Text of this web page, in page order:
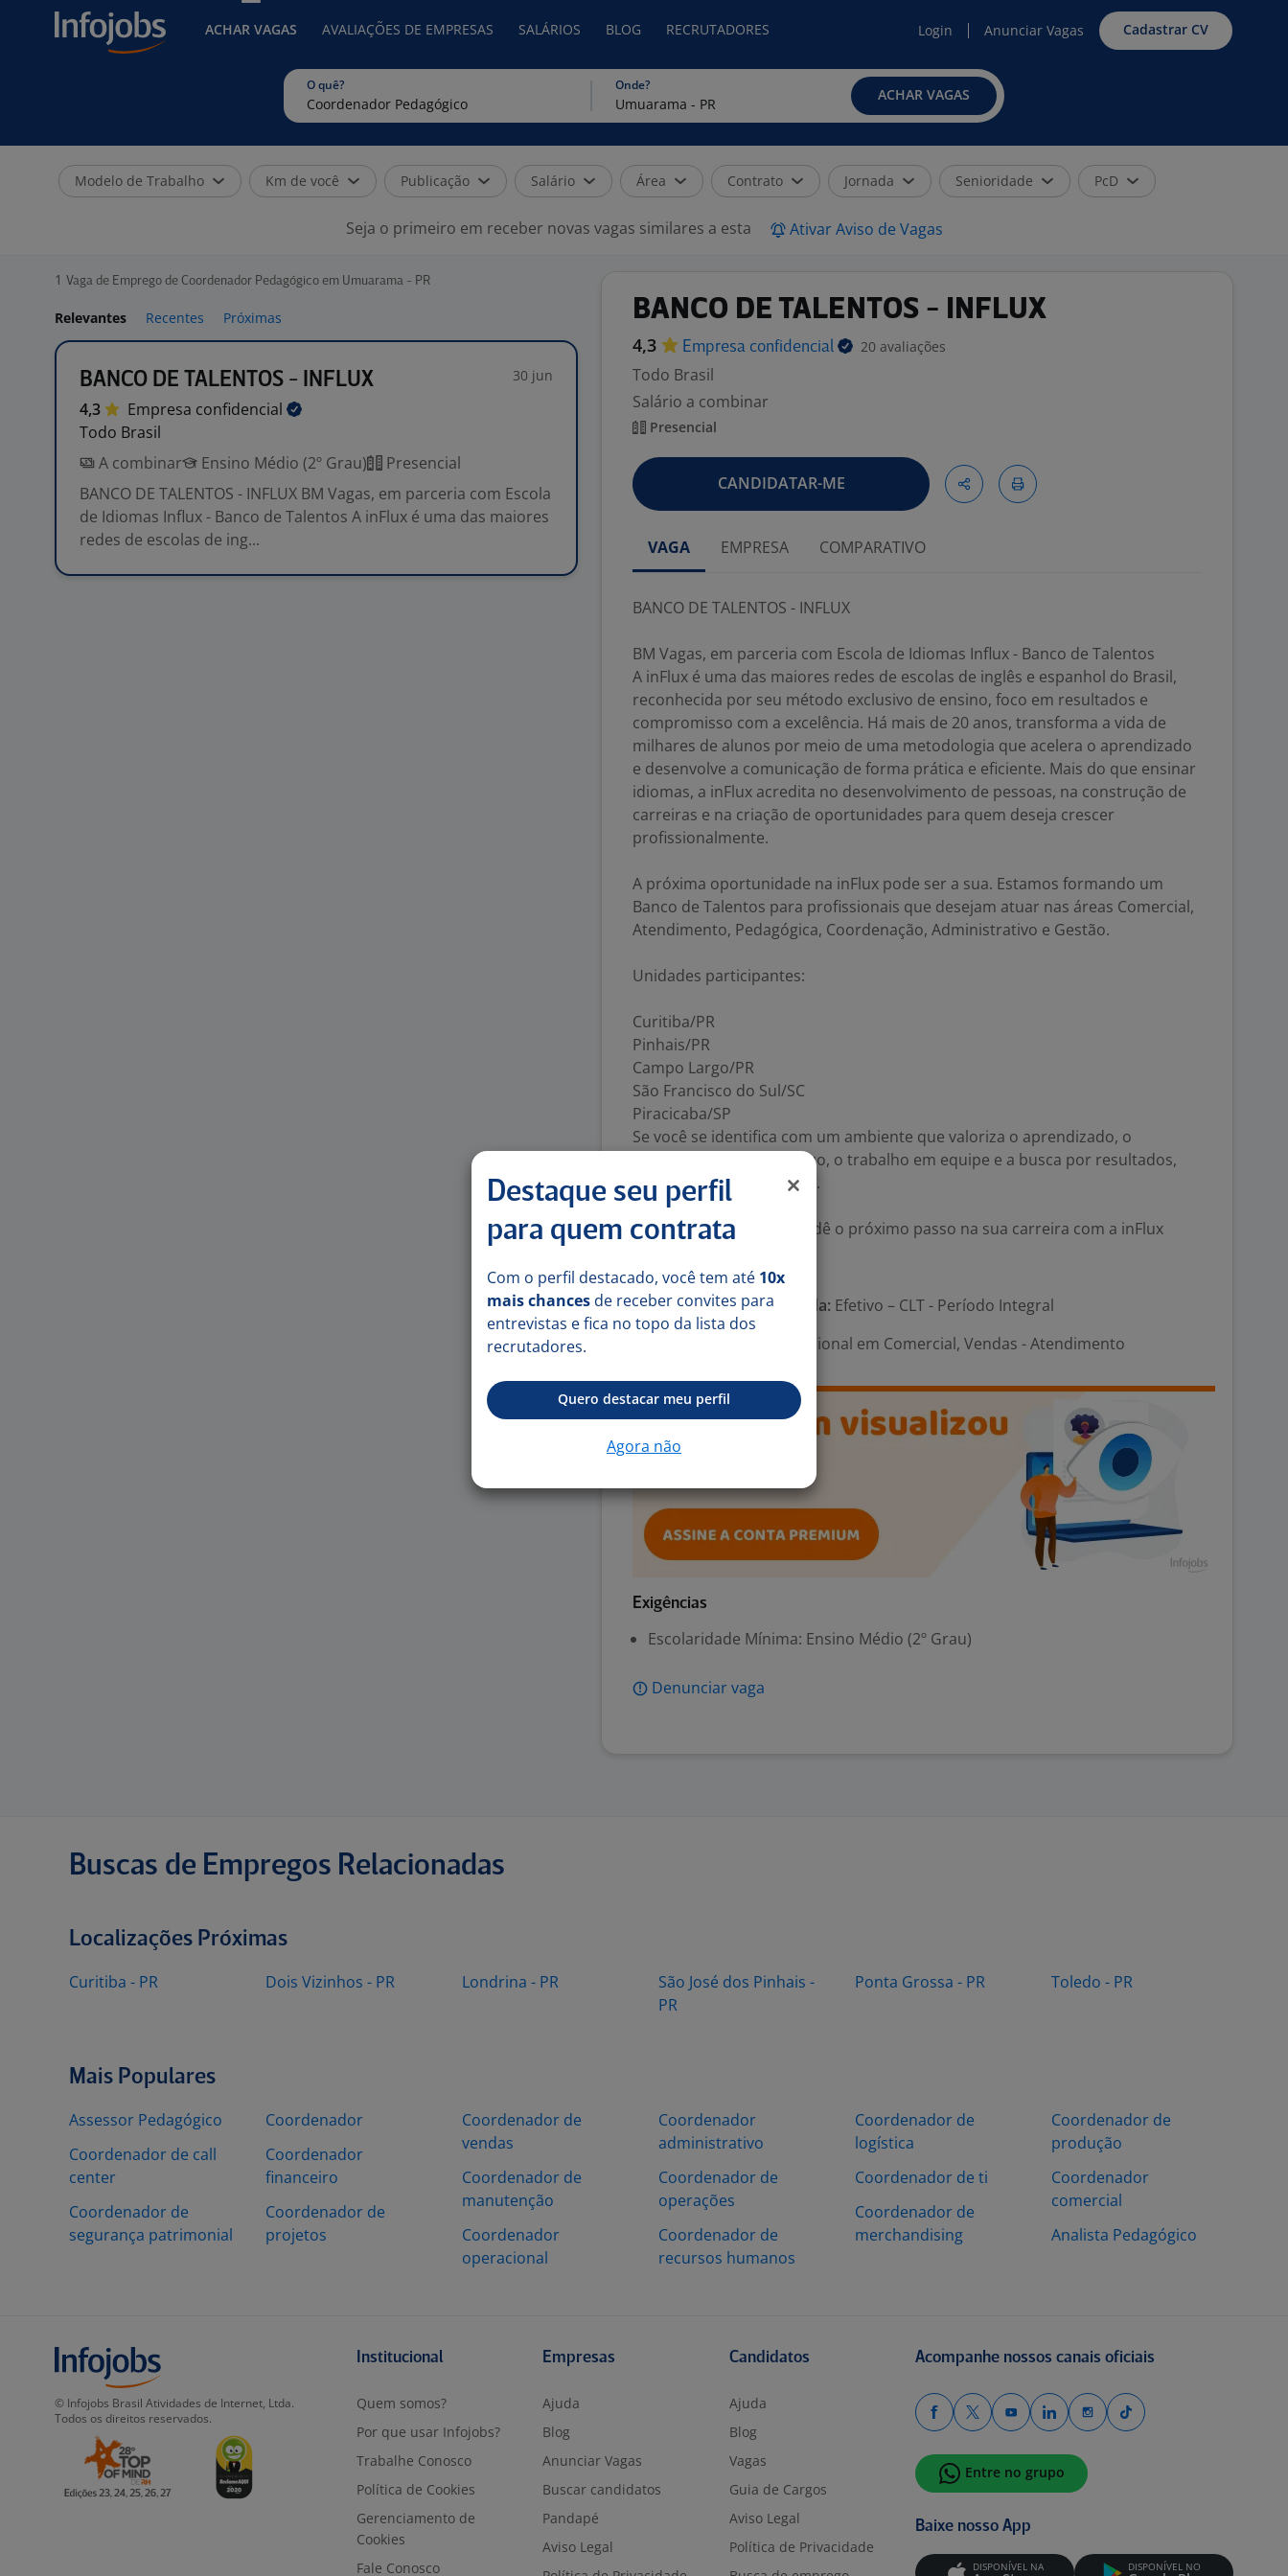
ACHAR VAGAS AVALIAÇÕES DE EMPRESAS SALÁRIOS BLOG RECRUTADORES Login Anunciar Vagas Cadastrar CV
O quê? Onde?
ACHAR VAGAS
Modelo de Trabalho Km de você Publicação Salário Área Contrato Jornada Senioridade PcD
Seja o primeiro em receber novas vagas similares a esta Ativar Aviso de Vagas
1 Vaga de Emprego de Coordenador Pedagógico em Umuarama - PR
Relevantes Recentes Próximas
BANCO DE TALENTOS - INFLUX 30 jun
4,3 Empresa confidencial
Todo Brasil
A combinar
Ensino Médio (2º Grau)
Presencial
BANCO DE TALENTOS - INFLUX BM Vagas, em parceria com Escola
de Idiomas Influx - Banco de Talentos A inFlux é uma das maiores
redes de escolas de ing...
BANCO DE TALENTOS - INFLUX
4,3 Empresa confidencial 20 avaliações
Todo Brasil
Salário a combinar
Presencial
CANDIDATAR-ME
VAGA EMPRESA COMPARATIVO
BANCO DE TALENTOS - INFLUX
BM Vagas, em parceria com Escola de Idiomas Influx - Banco de Talentos
A inFlux é uma das maiores redes de escolas de inglês e espanhol do Brasil,
reconhecida por seu método exclusivo de ensino, foco em resultados e
compromisso com a excelência. Há mais de 20 anos, transforma a vida de
milhares de alunos por meio de uma metodologia que acelera o aprendizado
e desenvolve a comunicação de forma prática e eficiente. Mais do que ensinar
idiomas, a inFlux acredita no desenvolvimento de pessoas, na construção de
carreiras e na criação de oportunidades para quem deseja crescer
profissionalmente.
A próxima oportunidade na inFlux pode ser a sua. Estamos formando um
Banco de Talentos para profissionais que desejam atuar nas áreas Comercial,
Atendimento, Pedagógica, Coordenação, Administrativo e Gestão.
Unidades participantes:
Curitiba/PR
Pinhais/PR
Campo Largo/PR
São Francisco do Sul/SC
Piracicaba/SP
Se você se identifica com um ambiente que valoriza o aprendizado, o
desenvolvimento contínuo, o trabalho em equipe e a busca por resultados,
queremos conhecer você.
Cadastre seu currículo e dê o próximo passo na sua carreira com a inFlux
Número de vagas:1
Tipo de contrato e Jornada: Efetivo – CLT - Período Integral
Operacional em Comercial, Vendas - Atendimento
Exigências
Escolaridade Mínima: Ensino Médio (2º Grau)
Denunciar vaga
Buscas de Empregos Relacionadas
Localizações Próximas
Curitiba - PR Dois Vizinhos - PR Londrina - PR
São José dos Pinhais -
PR
Ponta Grossa - PR Toledo - PR
Mais Populares
Assessor Pedagógico
Coordenador de call
center
Coordenador de
segurança patrimonial
Coordenador
Coordenador
financeiro
Coordenador de
projetos
Coordenador de
vendas
Coordenador de
manutenção
Coordenador
operacional
Coordenador
administrativo
Coordenador de
operações
Coordenador de
recursos humanos
Coordenador de
logística
Coordenador de ti
Coordenador de
merchandising
Coordenador de
produção
Coordenador
comercial
Analista Pedagógico
Destaque seu perfil
para quem contrata
Com o perfil destacado, você tem até 10x
mais chances de receber convites para
entrevistas e fica no topo da lista dos
recrutadores.
Quero destacar meu perfil
Agora não
© Infojobs Brasil Atividades de Internet, Ltda.
Todos os direitos reservados.
Institucional
Quem somos?
Por que usar Infojobs?
Trabalhe Conosco
Política de Cookies
Gerenciamento de
Cookies
Fale Conosco
Empresas
Ajuda
Blog
Anunciar Vagas
Buscar candidatos
Pandapé
Aviso Legal
Candidatos
Ajuda
Blog
Vagas
Guia de Cargos
Aviso Legal
Política de Privacidade
Acompanhe nossos canais oficiais
Entre no grupo
Baixe nosso App
DISPONÍVEL NA DISPONÍVEL NO